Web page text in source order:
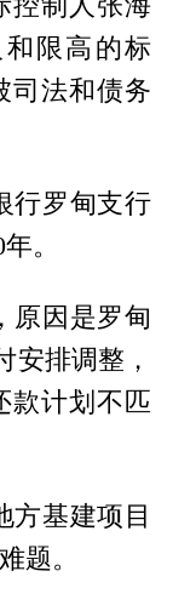
限高的标
司法和债务
行罗甸支行
。
原因是罗甸
安排调整，
款计划不匹
方基建项目
题。